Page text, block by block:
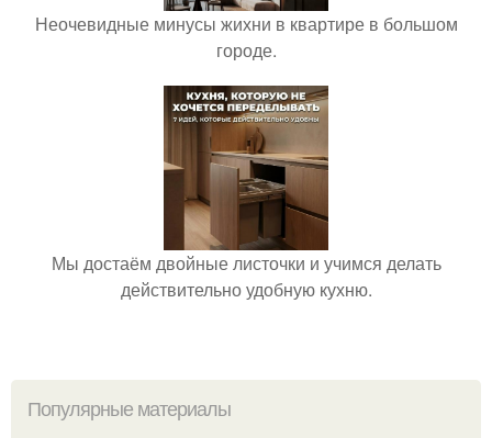
Неочевидные минусы жихни в квартире в большом
городе.
Мы достаём двойные листочки и учимся делать
действительно удобную кухню.
Популярные материалы